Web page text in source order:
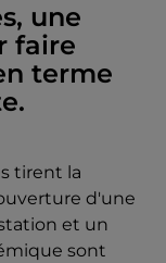
une
faire
terme
tirent la
d'une
et un
sont